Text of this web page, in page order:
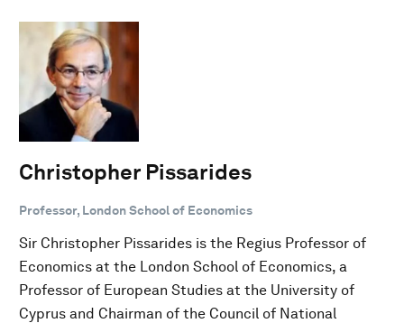
Christopher Pissarides
Professor, London School of Economics
Sir Christopher Pissarides is the Regius Professor of
Economics at the London School of Economics, a
Professor of European Studies at the University of
Cyprus and Chairman of the Council of National